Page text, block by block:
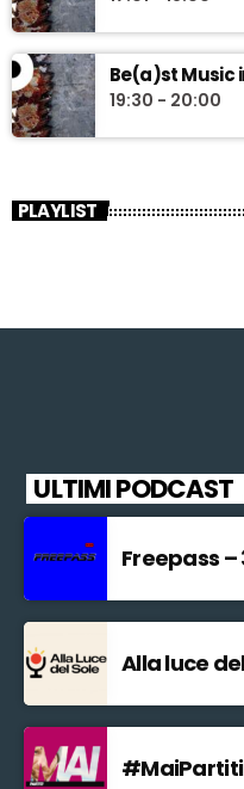
Be(a)st Music
19:30 - 20:00
PLAYLIST
ULTIMI PODCAST
Freepass –
Alla luce
#MaiPartiti